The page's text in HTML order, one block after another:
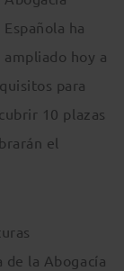
Española ha
ampliado hoy a
para
10 plazas
el
la Abogacía